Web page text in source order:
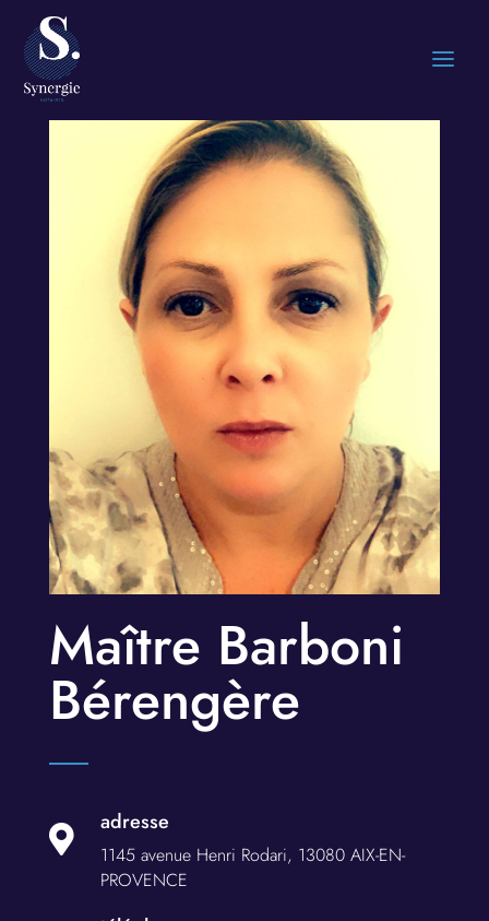
Maître Barboni
Bérengère

adresse
1145 avenue Henri Rodari, 13080 AIX-EN-
PROVENCE